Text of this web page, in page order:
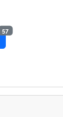
57